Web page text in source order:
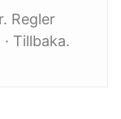
Regler
Tillbaka.